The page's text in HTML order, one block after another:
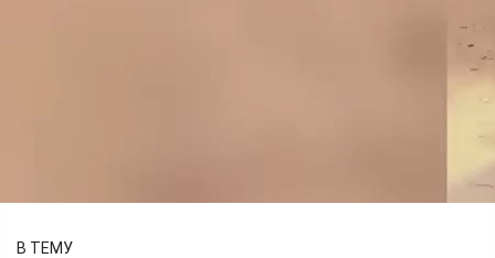
В ТЕМУ